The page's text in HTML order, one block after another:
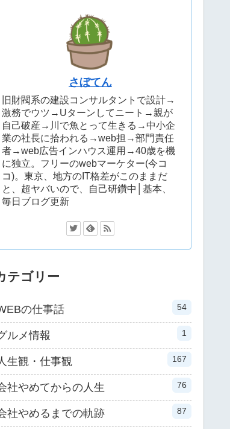
さぼてん
旧財閥系の建設コンサルタントで設計→
激務でウツ→Uターンしてニート→親が
自己破産→川で魚とって生きる→中小企
業の社長に拾われる→web担→部門責任
者→web広告インハウス運用→40歳を機
に独立。フリーのwebマーケター(今コ
コ)。東京、地方のIT格差がこのままだ
と、超ヤバいので、自己研鑽中│基本、
毎日ブログ更新
テゴリー
の仕事話 54
ルメ情報 1
生観・仕事観 167
社やめてからの人生 76
社やめるまでの軌跡 87